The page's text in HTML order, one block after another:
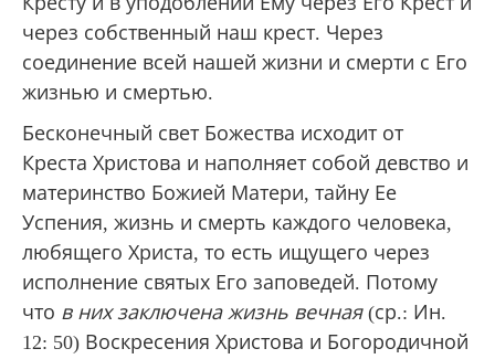
через собственный наш крест. Через
соединение всей нашей жизни и смерти с Его
жизнью и смертью.
Бесконечный свет Божества исходит от
Креста Христова и наполняет собой девство и
материнство Божией Матери, тайну Ее
Успения, жизнь и смерть каждого человека,
любящего Христа, то есть ищущего через
исполнение святых Его заповедей. Потому
что в них заключена жизнь вечная(ср.: Ин.
12: 50) Воскресения Христова и Богородичной